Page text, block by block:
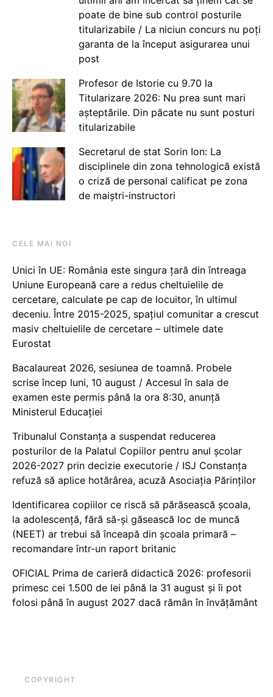
poate de bine sub control posturile
titularizabile / La niciun concurs nu poți
garanta de la început asigurarea unui
post
Profesor de Istorie cu 9.70 la
Titularizare 2026: Nu prea sunt mari
așteptările. Din păcate nu sunt posturi
titularizabile
Secretarul de stat Sorin Ion: La
disciplinele din zona tehnologică există
o criză de personal calificat pe zona
de maiștri-instructori
CELE MAI NOI
Unici în UE: România este singura țară din întreaga
Uniune Europeană care a redus cheltuielile de
cercetare, calculate pe cap de locuitor, în ultimul
deceniu. Între 2015-2025, spațiul comunitar a crescut
masiv cheltuielile de cercetare – ultimele date
Eurostat
Bacalaureat 2026, sesiunea de toamnă. Probele
scrise încep luni, 10 august / Accesul în sala de
examen este permis până la ora 8:30, anunță
Ministerul Educației
Tribunalul Constanța a suspendat reducerea
posturilor de la Palatul Copiilor pentru anul școlar
2026-2027 prin decizie executorie / ISJ Constanța
refuză să aplice hotărârea, acuză Asociația Părinților
Identificarea copiilor ce riscă să părăsească școala,
la adolescență, fără să-și găsească loc de muncă
(NEET) ar trebui să înceapă din școala primară –
recomandare într-un raport britanic
OFICIAL Prima de carieră didactică 2026: profesorii
primesc cei 1.500 de lei până la 31 august și îi pot
folosi până în august 2027 dacă rămân în învățământ
COPYRIGHT